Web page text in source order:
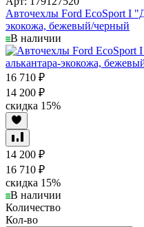
Авточехлы Ford EcoSport I
экокожа, бежевый/черный
В наличии
16 710 ₽
14 200 ₽
скидка 15%
14 200 ₽
16 710 ₽
скидка 15%
В наличии
Количество
Кол-во